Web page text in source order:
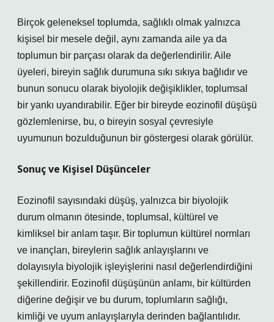
Birçok geleneksel toplumda, sağlıklı olmak yalnızca
kişisel bir mesele değil, aynı zamanda aile ya da
toplumun bir parçası olarak da değerlendirilir. Aile
üyeleri, bireyin sağlık durumuna sıkı sıkıya bağlıdır ve
bunun sonucu olarak biyolojik değişiklikler, toplumsal
bir yankı uyandırabilir. Eğer bir bireyde eozinofil düşüşü
gözlemlenirse, bu, o bireyin sosyal çevresiyle
uyumunun bozulduğunun bir göstergesi olarak görülür.
Sonuç ve Kişisel Düşünceler
Eozinofil sayısındaki düşüş, yalnızca bir biyolojik
durum olmanın ötesinde, toplumsal, kültürel ve
kimliksel bir anlam taşır. Bir toplumun kültürel normları
ve inançları, bireylerin sağlık anlayışlarını ve
dolayısıyla biyolojik işleyişlerini nasıl değerlendirdiğini
şekillendirir. Eozinofil düşüşünün anlamı, bir kültürden
diğerine değişir ve bu durum, toplumların sağlığı,
kimliği ve uyum anlayışlarıyla derinden bağlantılıdır.